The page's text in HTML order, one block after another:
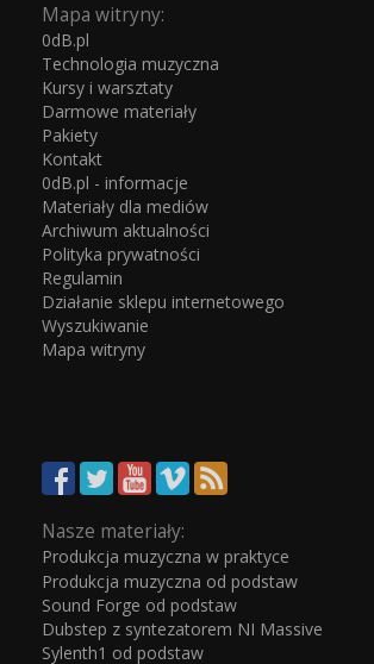
Mapa witryny:
0dB.pl
Technologia muzyczna
Kursy i warsztaty
Darmowe materiały
Pakiety
Kontakt
0dB.pl - informacje
Materiały dla mediów
Archiwum aktualności
Polityka prywatności
Regulamin
Działanie sklepu internetowego
Wyszukiwanie
Mapa witryny
Nasze materiały:
Produkcja muzyczna w praktyce
Produkcja muzyczna od podstaw
Sound Forge od podstaw
Dubstep z syntezatorem NI Massive
Sylenth1 od podstaw